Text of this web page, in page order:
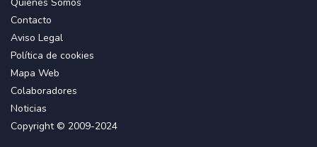
Contacto
Aviso Legal
Política de cookies
Mapa Web
Colaboradores
Noticias
Copyright © 2009-2024